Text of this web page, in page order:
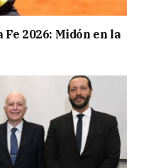
2026: Midón en la